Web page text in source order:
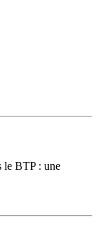
le BTP : une